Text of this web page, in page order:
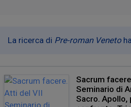
La ricerca di Pre-roman Veneto
Sacrum
Seminario di
Sacro. Apollo,